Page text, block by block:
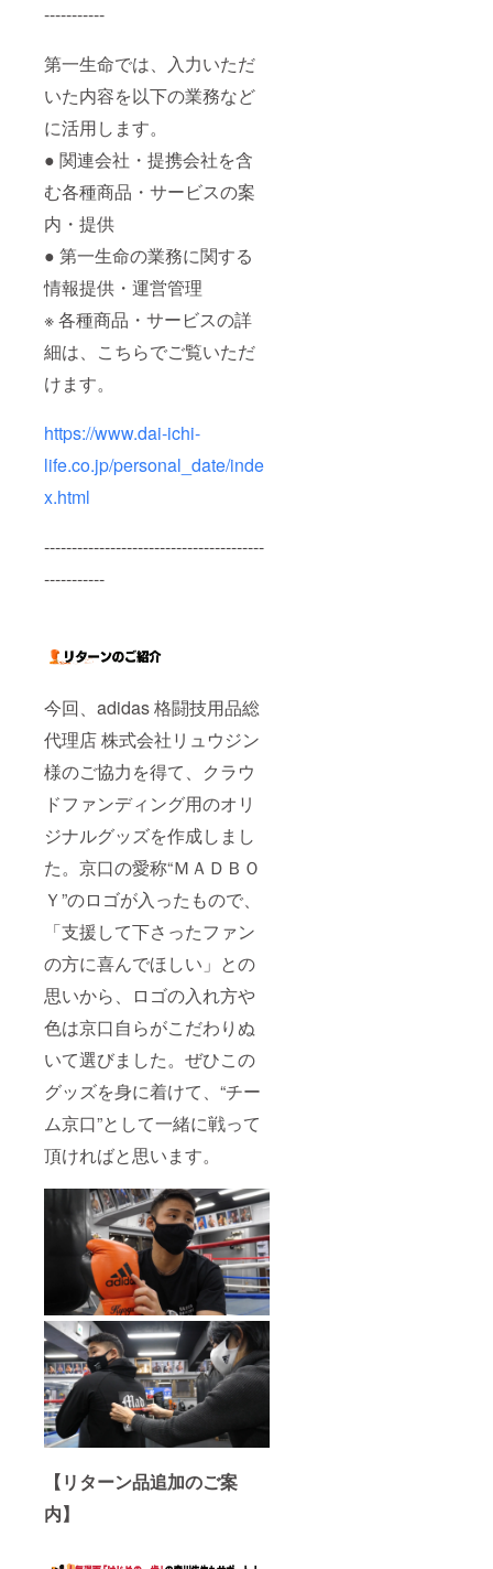
-----------
第一生命では、入力いただ
いた内容を以下の業務など
に活用します。
● 関連会社・提携会社を含
む各種商品・サービスの案
内・提供
● 第一生命の業務に関する
情報提供・運営管理
※ 各種商品・サービスの詳
細は、こちらでご覧いただ
けます。
https://www.dai-ichi-
life.co.jp/personal_date/inde
x.html
----------------------------------------
-----------
今回、adidas 格闘技用品総
代理店 株式会社リュウジン
様のご協力を得て、クラウ
ドファンディング用のオリ
ジナルグッズを作成しまし
た。京口の愛称“ＭＡＤＢＯ
Ｙ”のロゴが入ったもので、
「支援して下さったファン
の方に喜んでほしい」との
思いから、ロゴの入れ方や
色は京口自らがこだわりぬ
いて選びました。ぜひこの
グッズを身に着けて、“チー
ム京口”として一緒に戦って
頂ければと思います。
【リターン品追加のご案
内】